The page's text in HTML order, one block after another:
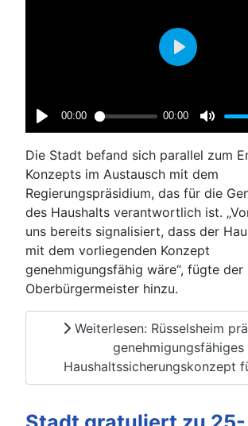
Die Stadt befand sich parallel zum
Konzepts im Austausch mit dem
Regierungspräsidium, das für die
des Haushalts verantwortlich ist.
uns bereits signalisiert, dass der
mit dem vorliegenden Konzept
genehmigungsfähig wäre“, fügte der
Oberbürgermeister hinzu.
Weiterlesen: Rüsselsheim
genehmigungsfähiges
Haushaltssicherungskonzept